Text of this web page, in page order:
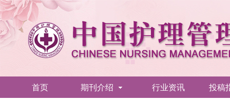
首页 期刊介绍 行业资讯 投稿